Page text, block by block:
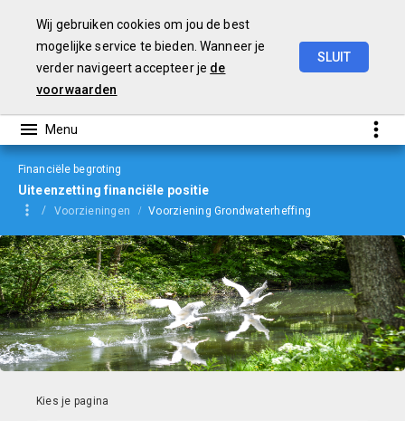
Wij gebruiken cookies om jou de best
mogelijke service te bieden. Wanneer je
verder navigeert accepteer je de
voorwaarden
SLUIT
Financiële begroting
Uiteenzetting financiële positie
Voorzieningen Voorziening Grondwaterheffing